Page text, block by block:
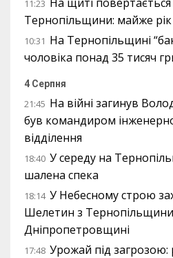
11:23
Тернопільщини: майже рік
10:31 На Тернопільщині
чоловіка понад 35 тисяч
4 Серпня
21:45 На війні загинув
був командиром
відділення
18:40 У середу на
шалена спека
18:14 У Небесному строю
Шелетин з
Дніпропетровщині
17:48 Урожай під загрозою: